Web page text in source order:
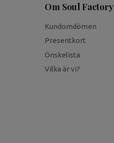
Om Soul Factory
Kundomdömen
Presentkort
Önskelista
Vilka är vi?